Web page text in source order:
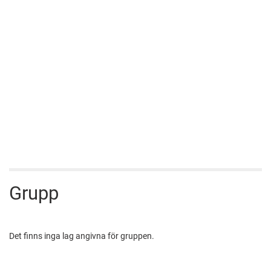
Grupp
Det finns inga lag angivna för gruppen.